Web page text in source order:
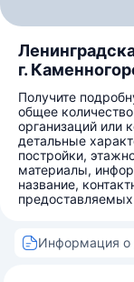
г.
Получите
общее
организаций или
детальные
постройки,
материалы,
название,
предоставляемых
Информация о